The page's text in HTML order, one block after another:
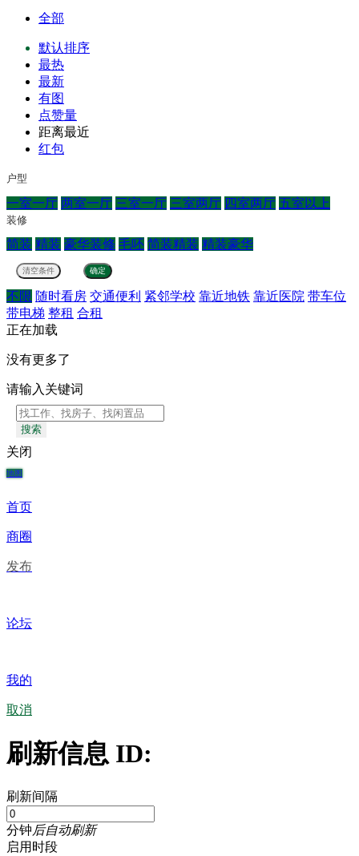
全部
默认排序
最热
最新
有图
点赞量
距离最近
红包
户型
一室一厅 两室一厅 三室一厅 三室两厅 四室两厅 五室以上
装修
简装 精装 豪华装修 毛呸 简装精装 精装豪华
不限 随时看房 交通便利 紧邻学校 靠近地铁 靠近医院 带车位
带电梯 整租 合租
正在加载
没有更多了
请输入关键词
搜索
关闭
地图
首页
商圈
发布
论坛
我的
取消
刷新信息 ID:
刷新间隔
分钟后自动刷新
启用时段